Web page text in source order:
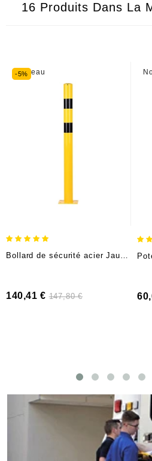
16 Produits Dans La
Nouveau
-5%
Bollard de sécurité acier Jaune/Noir (H120cm Ø8,89cm), à cheviller
Prix
140,41 € Prix
147,80 €